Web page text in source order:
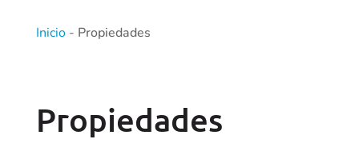
Inicio- Propiedades
Propiedades